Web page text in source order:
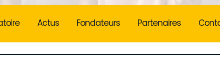
Actus Fondateurs Partenaires